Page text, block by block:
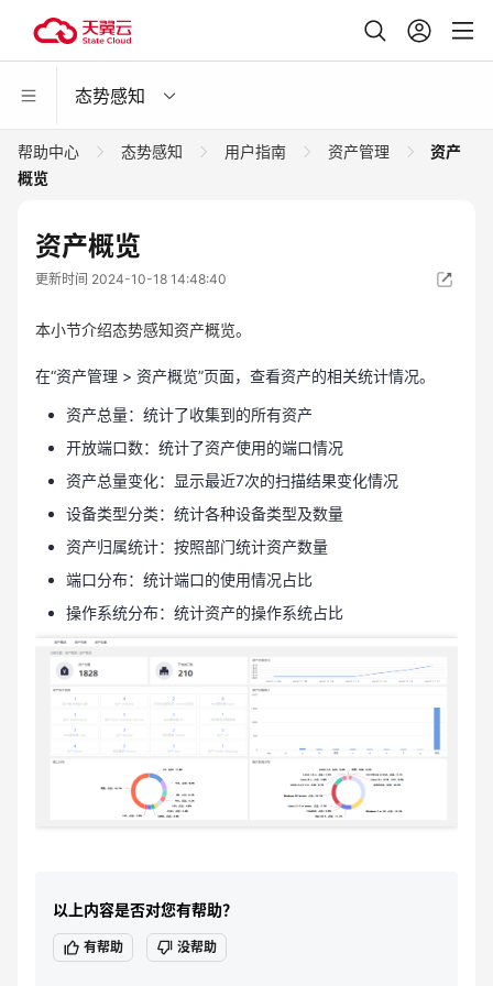
态势感知
帮助中心 态势感知 用户指南 资产管理
资产
概览
资产概览
更新时间 2024-10-18 14:48:40
本小节介绍态势感知资产概览。
在“资产管理 > 资产概览”页面，查看资产的相关统计情况。
资产总量：统计了收集到的所有资产
开放端口数：统计了资产使用的端口情况
资产总量变化：显示最近7次的扫描结果变化情况
设备类型分类：统计各种设备类型及数量
资产归属统计：按照部门统计资产数量
端口分布：统计端口的使用情况占比
操作系统分布：统计资产的操作系统占比
以上内容是否对您有帮助？
有帮助 没帮助